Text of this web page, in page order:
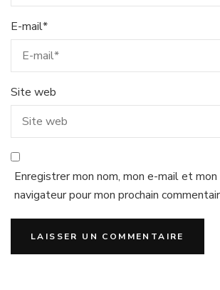
E-mail*
Site web
Enregistrer mon nom, mon e-mail et
navigateur pour mon prochain